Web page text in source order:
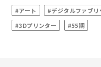
#アート #デジタルファブリ
#3Dプリンター
#55期